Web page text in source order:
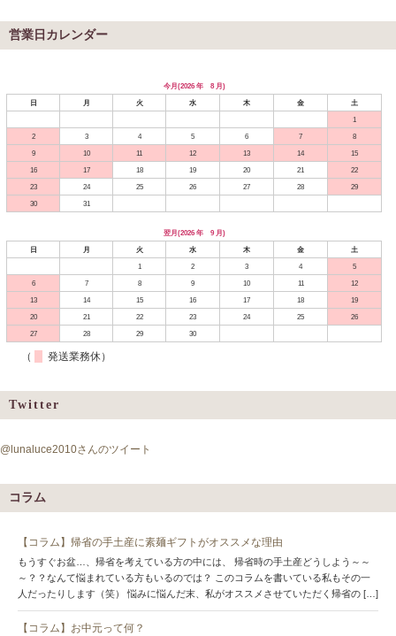
営業日カレンダー
今月(2026 年 8 月)
日
月 火 水 木 金
土
1
2
3 4 5 6 7
8
9
10 11 12 13 14
15
16
17 18 19 20 21
22
23
24 25 26 27 28
29
30
31
翌月(2026 年 9 月)
日
月 火 水 木 金
土
1
2 3 4
5
6
7 8 9 10 11
12
13
14 15 16 17 18
19
20
21 22 23 24 25
26
27
28 29 30
（ 発送業務休）
Twitter
@lunaluce2010さんのツイート
コラム
【コラム】帰省の手土産に素麺ギフトがオススメな理由
もうすぐお盆…、帰省を考えている方の中には、 帰省時の手土産どうしよう～～
～？？なんて悩まれている方もいるのでは？ このコラムを書いている私もその一
人だったりします（笑） 悩みに悩んだ末、私がオススメさせていただく帰省の […]
【コラム】お中元って何？